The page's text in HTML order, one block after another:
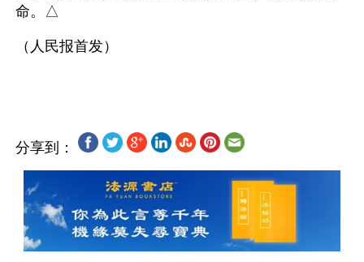
命。△
（人民报首发）
分享到：